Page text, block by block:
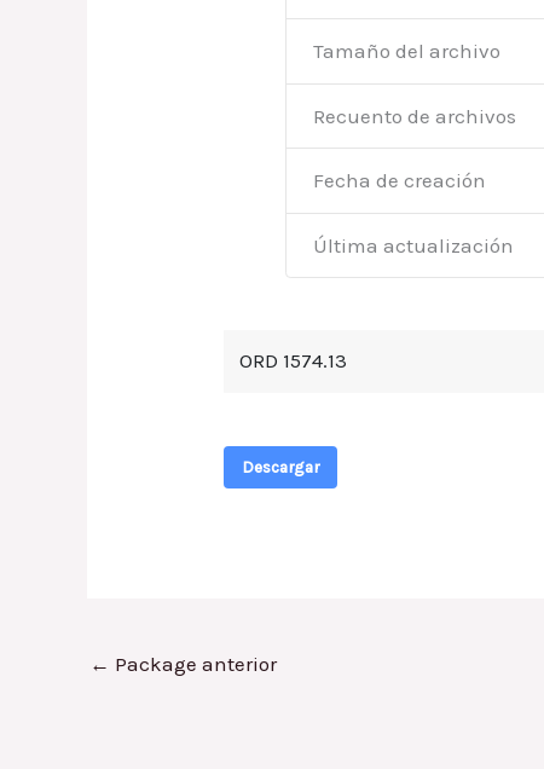
Tamaño del archivo
Recuento de archivos
Fecha de creación
Última actualización
ORD 1574.13
Descargar
← Package anterior